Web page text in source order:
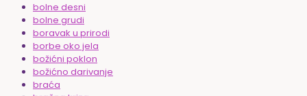
bolne desni
bolne grudi
boravak u prirodi
borbe oko jela
božićni poklon
božićno darivanje
braća